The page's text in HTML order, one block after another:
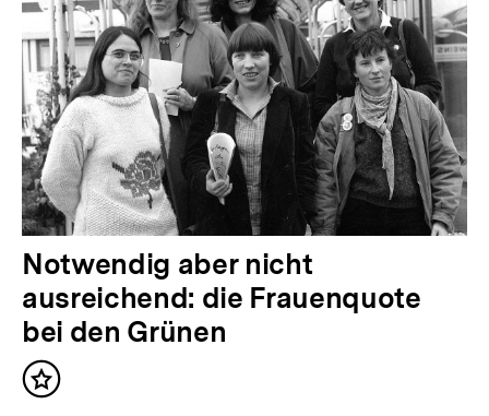
Notwendig aber nicht
ausreichend: die Frauenquote
bei den Grünen
Inhalt